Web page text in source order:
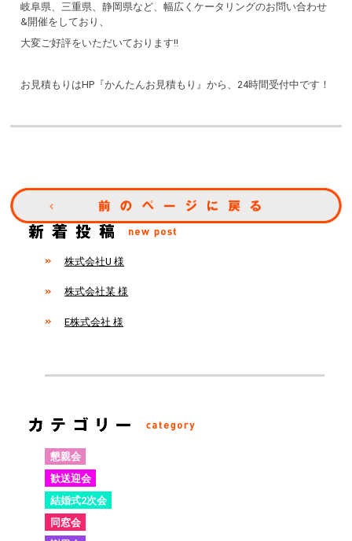
岐阜県、三重県、静岡県など、幅広くケータリングのお問い合わせ
&開催をしており、
大変ご好評をいただいております!!
お見積もりはHP『かんたんお見積もり』から、24時間受付中です！
株式会社U 様
株式会社某 様
E株式会社 様
懇親会
歓送迎会
結婚式2次会
同窓会